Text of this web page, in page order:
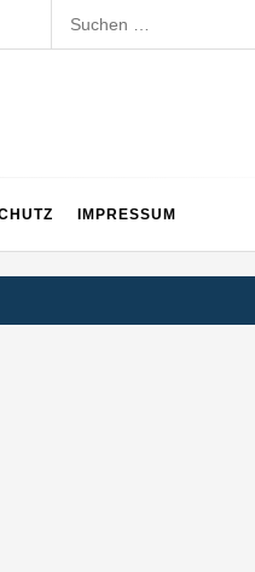
Suchen
nach:
IMPRESSUM